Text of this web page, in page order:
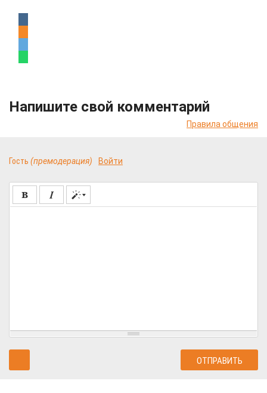
Напишите свой комментарий
Правила общения
Гость (премодерация) Войти